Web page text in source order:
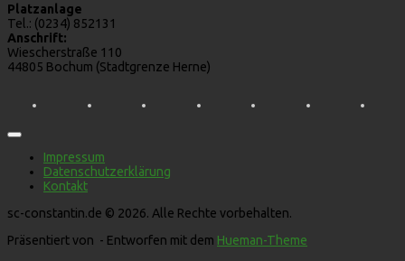
Platzanlage
Tel.: (0234) 852131
Anschrift:
Wiescherstraße 110
44805 Bochum (Stadtgrenze Herne)
Impressum
Datenschutzerklärung
Kontakt
sc-constantin.de © 2026. Alle Rechte vorbehalten.
Präsentiert von - Entworfen mit dem Hueman-Theme